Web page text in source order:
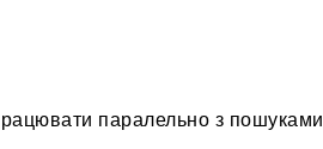
паралельно з пошуками